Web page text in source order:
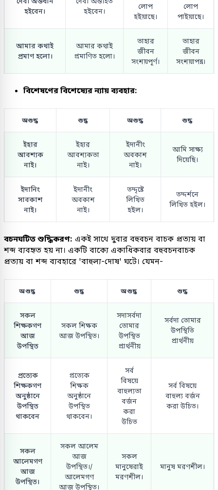
হইবেন।
হইবেন।
লোপ
হইয়াছে।
লোপ
পাইয়াছে।
আমার কথাই
প্রমাণ হলো।
আমার কথাই
প্রমাণিত হলো।
তাহার
জীবন
সংশয়পূর্ণ।
তাহার
জীবন
সংশয়াপন্ন।
বিশেষণের বিশেষ্যের ন্যায় ব্যবহার:
অশুদ্ধ শুদ্ধ অশুদ্ধ শুদ্ধ
ইহার
আবশ্যক
নাই।
ইহার
আবশ্যকতা
নাই।
ইদানীং
অবকাশ
নাই।
আমি সাক্ষ্য
দিয়েছি।
ইদানিং
সাবকাশ
নাই।
ইদানীং
অবকাশ
নাই।
তদ্দৃষ্টে
লিখিত
হইল।
তদ্দর্শনে
লিখিত হইল।
বচনঘটিত শুদ্ধিকরণ: একই সাথে দুবার বহুবচন বাচক প্রত্যয় বা
শব্দ ব্যবহৃত হয় না। একটি বাক্যে একাধিকবার বহুবচনবাচক
প্রত্যয় বা শব্দ ব্যবহারে 'বাহুল্য-দোষ' ঘটে। যেমন-
অশুদ্ধ শুদ্ধ অশুদ্ধ শুদ্ধ
সকল
শিক্ষকগণ
আজ
উপস্থিত
সকল শিক্ষক
আজ উপস্থিত।
সদাসর্বদা
তোমার
উপস্থিত
প্রার্থনীয়
সর্বদা তোমার
উপস্থিতি
প্রার্থনীয়
প্রত্যেক
শিক্ষকগণ
অনুষ্ঠানে
উপস্থিত
থাকবেন
প্রত্যেক
শিক্ষক
অনুষ্ঠানে
উপস্থিত
থাকবেন।
সর্ব
বিষয়ে
বাহুল্যতা
বর্জন
করা
উচিত
সর্ব বিষয়ে
বাহুল্য বর্জন
করা উচিত।
সকল
আলেমগণ
আজ
উপস্থিত।
সকল আলেম
আজ
উপস্থিত।/
আলেমগণ
আজ উপস্থিত।
সকল
মানুষেরাই
মরণশীল।
মানুষ মরণশীল।